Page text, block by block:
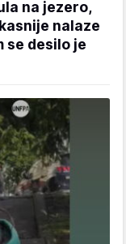
na jezero,
nalaze
se desilo je